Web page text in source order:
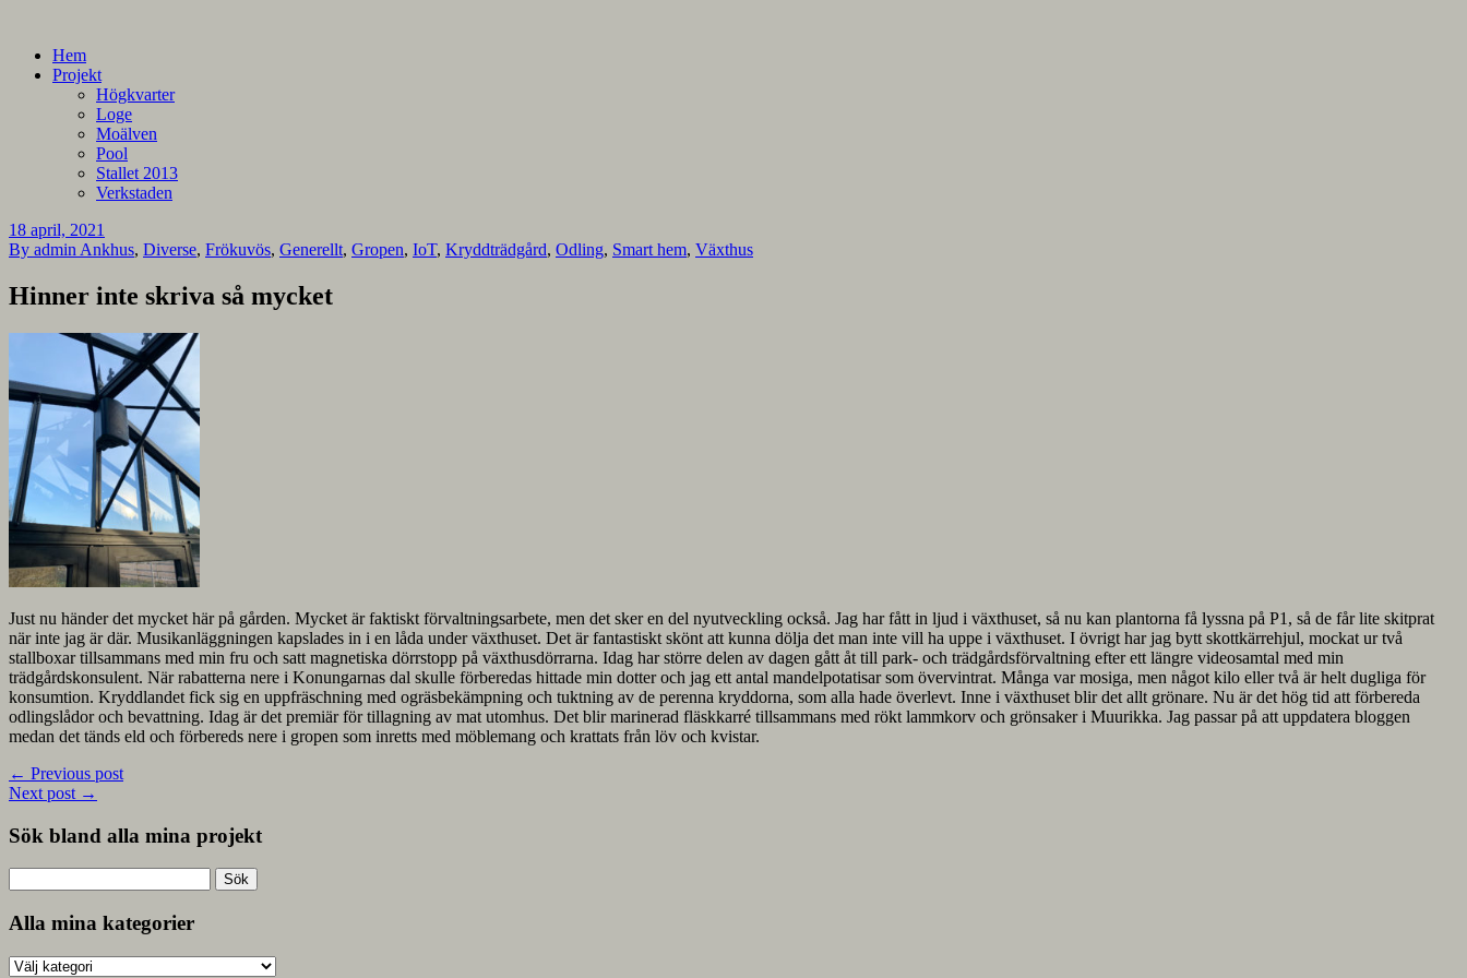
Alla mina projekt
En blogg om mina projekt
Hem
Projekt
Högkvarter
Loge
Moälven
Pool
Stallet 2013
Verkstaden
18 april, 2021
By admin Ankhus, Diverse, Frökuvös, Generellt, Gropen, IoT, Kryddträdgård, Odling, Smart hem, Växthus
Hinner inte skriva så mycket
Just nu händer det mycket här på gården. Mycket är faktiskt förvaltningsarbete, men det sker en del nyutveckling också. Jag har fått in ljud i växthuset, så nu kan plantorna få lyssna på P1, så de får lite skitprat
när inte jag är där. Musikanläggningen kapslades in i en låda under växthuset. Det är fantastiskt skönt att kunna dölja det man inte vill ha uppe i växthuset. I övrigt har jag bytt skottkärrehjul, mockat ur två
stallboxar tillsammans med min fru och satt magnetiska dörrstopp på växthusdörrarna. Idag har större delen av dagen gått åt till park- och trädgårdsförvaltning efter ett längre videosamtal med min
trädgårdskonsulent. När rabatterna nere i Konungarnas dal skulle förberedas hittade min dotter och jag ett antal mandelpotatisar som övervintrat. Många var mosiga, men något kilo eller två är helt dugliga för
konsumtion. Kryddlandet fick sig en uppfräschning med ogräsbekämpning och tuktning av de perenna kryddorna, som alla hade överlevt. Inne i växthuset blir det allt grönare. Nu är det hög tid att förbereda
odlingslådor och bevattning. Idag är det premiär för tillagning av mat utomhus. Det blir marinerad fläskkarré tillsammans med rökt lammkorv och grönsaker i Muurikka. Jag passar på att uppdatera bloggen
medan det tänds eld och förbereds nere i gropen som inretts med möblemang och krattats från löv och kvistar.
← Previous post
Next post →
Sök bland alla mina projekt
efter:
Alla mina kategorier
Alla